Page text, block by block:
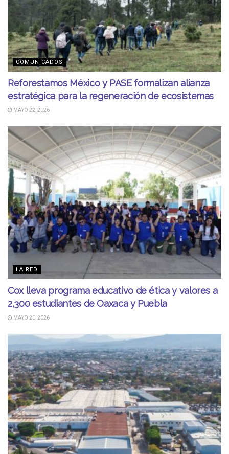
COMUNICADOS
Reforestamos México y PASE formalizan alianza
estratégica para la regeneración de ecosistemas
MAYO 22, 2026
LA RED
Cox lleva programa educativo de ética y valores a
2,300 estudiantes de Oaxaca y Puebla
MAYO 20, 2026